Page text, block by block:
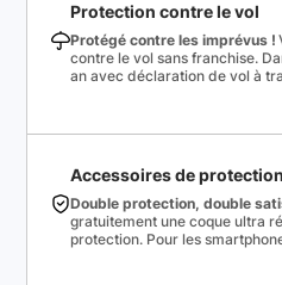
Protection contre le vol
Protégé contre les imprévus !
contre le vol sans franchise.
an avec déclaration de vol à
Accessoires de protection
Double protection, double
gratuitement une coque ultra
protection. Pour les